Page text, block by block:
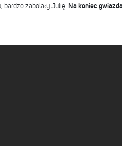
bardzo zabolały Julię. Na koniec